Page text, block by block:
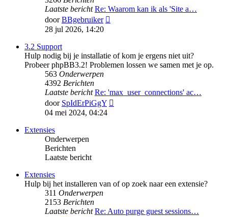
Laatste bericht Re: Waarom kan ik als 'Site a…
doorBBgebruiker
28 jul 2026, 14:20
3.2 Support
Hulp nodig bij je installatie of kom je ergens niet uit?
Probeer phpBB3.2! Problemen lossen we samen met je op.
563 Onderwerpen
4392 Berichten
Laatste bericht Re: 'max_user_connections' ac…
door SpIdErPiGgY
04 mei 2024, 04:24
Extensies
Onderwerpen
Berichten
Laatste bericht
Extensies
Hulp bij het installeren van of op zoek naar een extensie?
311 Onderwerpen
2153 Berichten
Laatste bericht Re: Auto purge guest sessions…